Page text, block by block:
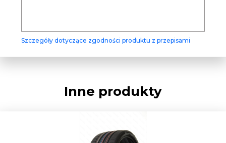
Szczegóły dotyczące zgodności produktu z przepisami
Inne produkty